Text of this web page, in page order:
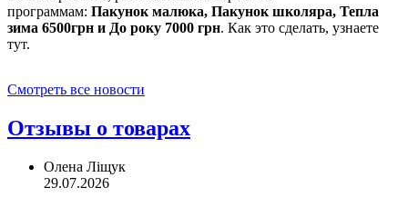
программам: Пакунок малюка, Пакунок школяра, Тепла
зима 6500грн и До року 7000 грн. Как это сделать, узнаете
тут.
Смотреть все новости
Отзывы о товарах
Олена Ліщук
29.07.2026